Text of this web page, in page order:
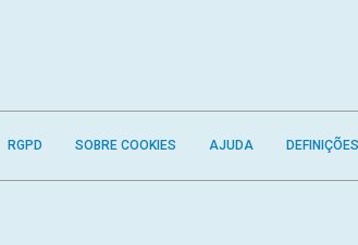
RGPD SOBRE COOKIES AJUDA